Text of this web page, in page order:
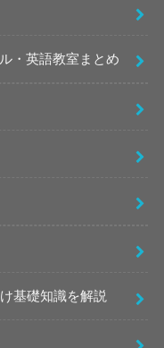
・英語教室まとめ
基礎知識を解説